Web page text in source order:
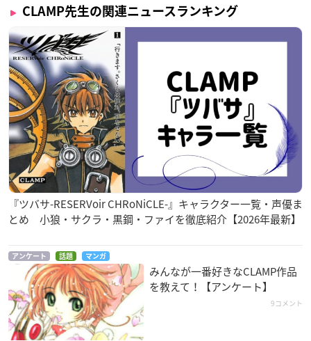
CLAMP先生の関連ニュースランキング
『ツバサ-RESERVoir CHRoNiCLE-』キャラクター一覧・声優ま
とめ 小狼・サクラ・黒鋼・ファイを徹底紹介【2026年最新】
アンケート 話題 マンガ
みんなが一番好きなCLAMP作品
を教えて！【アンケート】
9コメント